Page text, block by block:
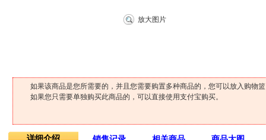
放大图片
如果该商品是您所需要的，并且您需要购置多种商品的，您可以放入购物
如果您只需要单独购买此商品的，可以直接使用支付宝购买。